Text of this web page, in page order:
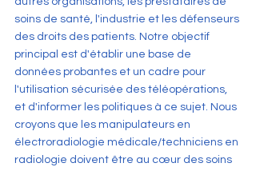
soins de santé, l'industrie et les défenseurs
des droits des patients. Notre objectif
principal est d'établir une base de
données probantes et un cadre pour
l'utilisation sécurisée des téléopérations,
et d'informer les politiques à ce sujet. Nous
croyons que les manipulateurs en
électroradiologie médicale/techniciens en
radiologie doivent être au cœur des soins